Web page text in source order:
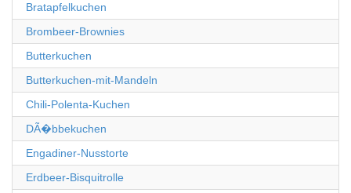
Bratapfelkuchen
Brombeer-Brownies
Butterkuchen
Butterkuchen-mit-Mandeln
Chili-Polenta-Kuchen
DÃ�bbekuchen
Engadiner-Nusstorte
Erdbeer-Bisquitrolle